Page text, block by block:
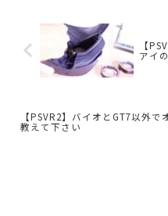
【
アイ
【PSVR2】バイオとGT7以外で
教えて下さい